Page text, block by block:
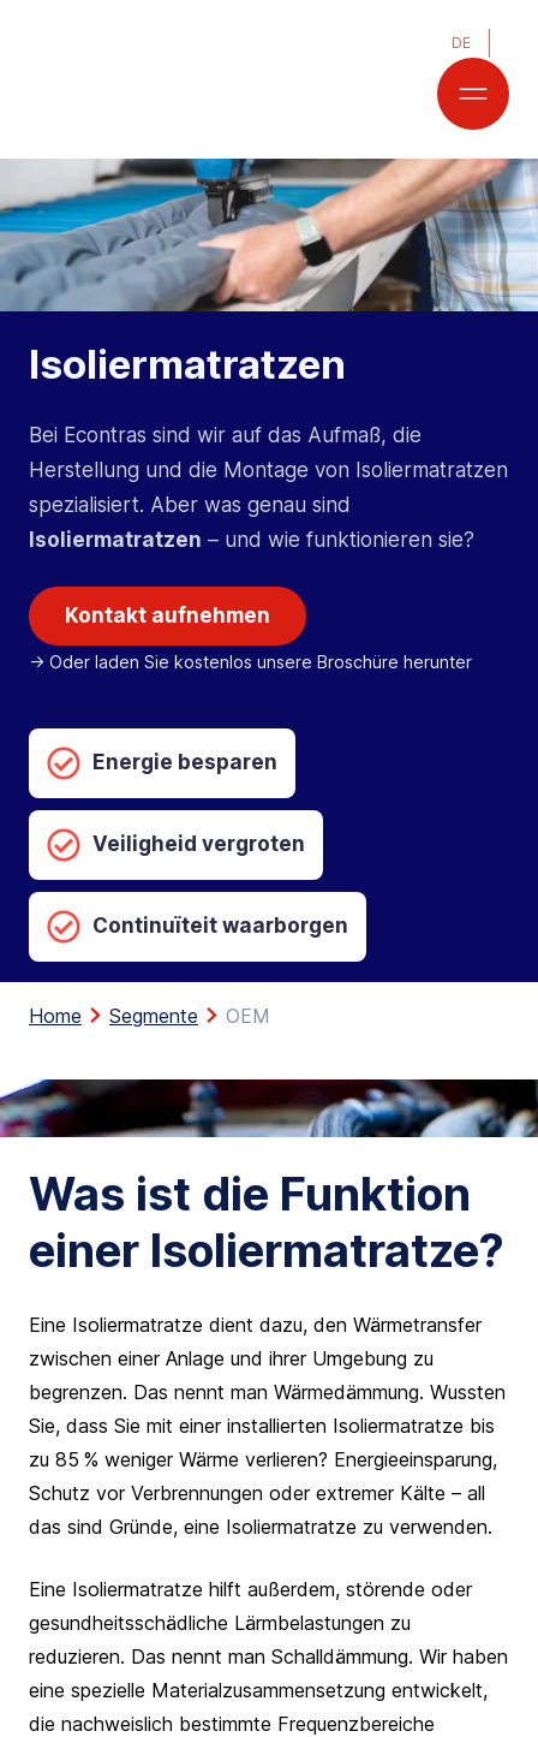
DE
Isoliermatratzen
Bei Econtras sind wir auf das Aufmaß, die
Herstellung und die Montage von Isoliermatratzen
spezialisiert. Aber was genau sind
Isoliermatratzen – und wie funktionieren sie?
Kontakt aufnehmen
-> Oder laden Sie kostenlos unsere Broschüre herunter
Energie besparen
Veiligheid vergroten
Continuïteit waarborgen
Home Segmente OEM
Was ist die Funktion
einer Isoliermatratze?
Eine Isoliermatratze dient dazu, den Wärmetransfer
zwischen einer Anlage und ihrer Umgebung zu
begrenzen. Das nennt man Wärmedämmung. Wussten
Sie, dass Sie mit einer installierten Isoliermatratze bis
zu 85 % weniger Wärme verlieren? Energieeinsparung,
Schutz vor Verbrennungen oder extremer Kälte – all
das sind Gründe, eine Isoliermatratze zu verwenden.
Eine Isoliermatratze hilft außerdem, störende oder
gesundheitsschädliche Lärmbelastungen zu
reduzieren. Das nennt man Schalldämmung. Wir haben
eine spezielle Materialzusammensetzung entwickelt,
die nachweislich bestimmte Frequenzbereiche